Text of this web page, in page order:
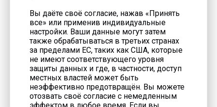
частиц и серы — выбросы CO2 ниже на 20-30%
по сравнению с дизельными генераторами.
Минимальное количество вредных веществ
(NOx, CO) — соответствует стандартам Евро-5 и
Евро-6.
Подходит для предприятий, стремящихся к
карбоновому нейтралитету.
Вы даёте своё согласие, нажав «Принять
все» или применив индивидуальные
настройки. Ваши данные могут затем
также обрабатываться в третьих странах
за пределами ЕС, таких как США, которые
не имеют соответствующего уровня
защиты данных и где, в частности, доступ
местных властей может быть
неэффективно предотвращён. Вы можете
отозвать своё согласие с немедленным
эффектом в любое время. Если вы